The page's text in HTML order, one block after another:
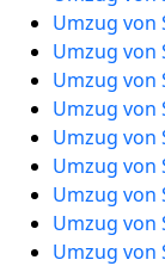
Umzug von
Umzug von
Umzug von
Umzug
Umzug
Umzug von
Umzug von
Umzug von
Umzug von